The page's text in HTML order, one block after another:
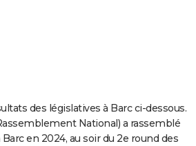
des législatives à Barc ci-dessous.
National) a rassemblé
en 2024, au soir du 2e round des